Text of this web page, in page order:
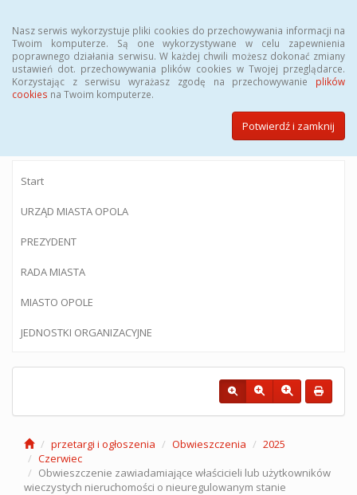
Nasz serwis wykorzystuje pliki cookies do przechowywania informacji na
Twoim komputerze. Są one wykorzystywane w celu zapewnienia
poprawnego działania serwisu. W każdej chwili możesz dokonać zmiany
ustawień dot. przechowywania plików cookies w Twojej przeglądarce.
Korzystając z serwisu wyrażasz zgodę na przechowywanie plików
cookies na Twoim komputerze.
Potwierdź i zamknij
BIULETYN INFORMACJI PUBLICZNEJ
Urzędu Miasta Opola
Start
URZĄD MIASTA OPOLA
PREZYDENT
RADA MIASTA
MIASTO OPOLE
JEDNOSTKI ORGANIZACYJNE
przetargi i ogłoszenia Obwieszczenia
2025
Czerwiec
Obwieszczenie zawiadamiające właścicieli lub użytkowników
wieczystych nieruchomości o nieuregulowanym stanie